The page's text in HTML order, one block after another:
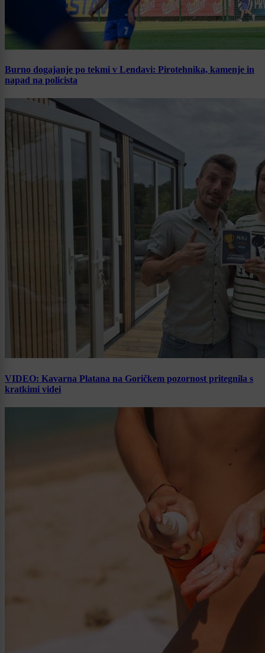
Burno dogajanje po tekmi v Lendavi: Pirotehnika, kamenje in
napad na policista
VIDEO: Kavarna Platana na Goričkem pozornost pritegnila s
kratkimi videi